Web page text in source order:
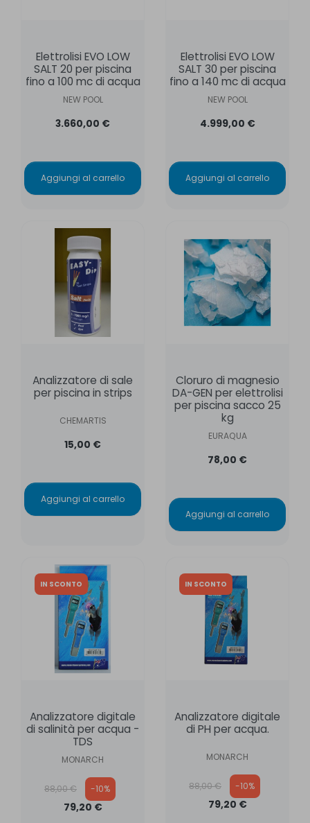
Elettrolisi EVO LOW
SALT 20 per piscina
fino a 100 mc di acqua
NEW POOL
3.660,00 €
Aggiungi al carrello
Elettrolisi EVO LOW
SALT 30 per piscina
fino a 140 mc di acqua
NEW POOL
4.999,00 €
Aggiungi al carrello
Analizzatore di sale
per piscina in strips
CHEMARTIS
15,00 €
Aggiungi al carrello
Cloruro di magnesio
DA-GEN per elettrolisi
per piscina sacco 25
kg
EURAQUA
78,00 €
Aggiungi al carrello
Analizzatore digitale
di salinità per acqua -
TDS
MONARCH
Prezzo base
88,00 € -10%
79,20 €
IN SCONTO
Analizzatore digitale
di PH per acqua.
MONARCH
Prezzo base
88,00 € -10%
79,20 €
IN SCONTO